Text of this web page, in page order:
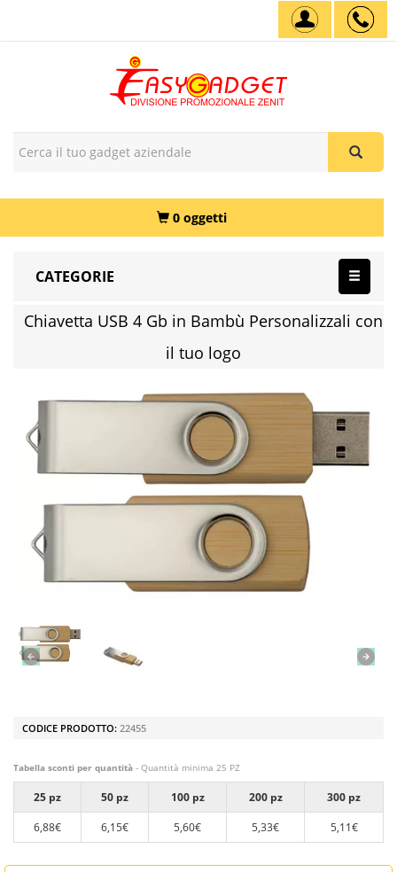
0 oggetti
CATEGORIE
Chiavetta USB 4 Gb in Bambù Personalizzali con
il tuo logo
CODICE PRODOTTO: 22455
Tabella sconti per quantità - Quantità minima 25 PZ
25 pz 50 pz 100 pz 200 pz
300 pz
6,88€
6,15€ 5,60€ 5,33€ 5,11€